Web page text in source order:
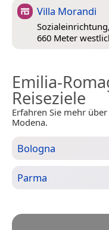
Villa Morandi
Sozialeinrichtung,
660 Meter
Emilia-
Reiseziele
Erfahren Sie mehr
Modena.
Bologna
Parma